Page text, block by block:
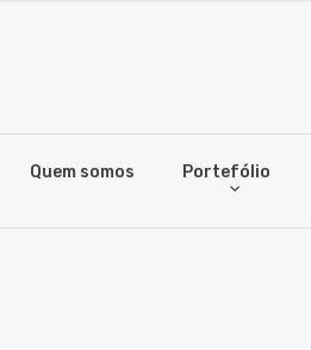
Quem somos Portefólio